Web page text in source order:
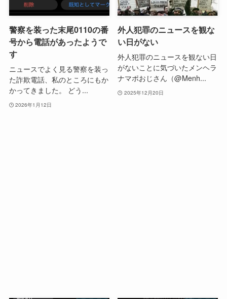
警察を装った末尾0110の番
号から電話があったようで
す
ニュースでよく見る警察を装っ
た詐欺電話、私のところにもか
かってきました。 どう...
2026年1月12日
外人犯罪のニュースを観な
い日がない
外人犯罪のニュースを観ない日
がないことに気づいたメンヘラ
ナマポおじさん（@Menh...
2025年12月20日